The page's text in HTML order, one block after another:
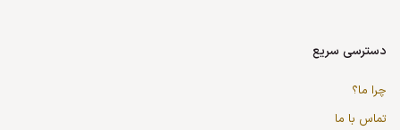
دسترسی سریع
چرا ما؟
تماس با ما